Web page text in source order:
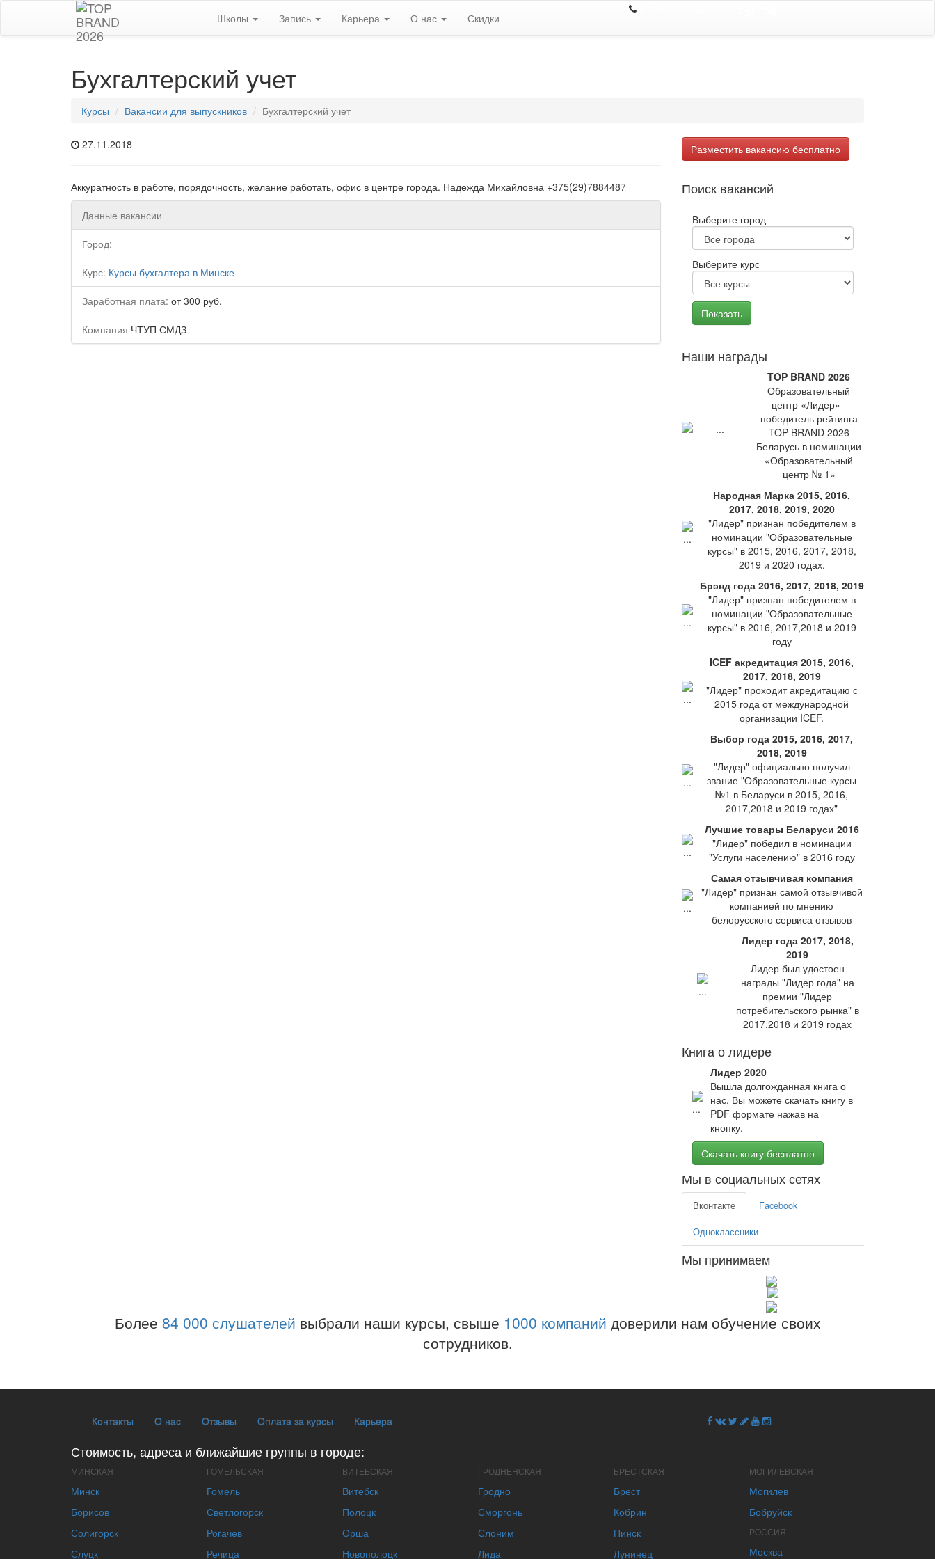
Школы Запись Карьера О нас Скидки
Бухгалтерский учет
Курсы Вакансии для выпускников Бухгалтерский учет
27.11.2018
Аккуратность в работе, порядочность, желание работать, офис в центре города. Надежда Михайловна +375(29)7884487
Данные вакансии
Город:
Курс: Курсы бухгалтера в Минске
Заработная плата: от 300 руб.
Компания ЧТУП СМДЗ
Разместить вакансию бесплатно
Поиск вакансий
Выберите город
Выберите курс
Наши награды
TOP BRAND 2026
Образовательный
центр «Лидер» -
победитель рейтинга
TOP BRAND 2026
Беларусь в номинации
«Образовательный
центр № 1»
Народная Марка 2015, 2016,
2017, 2018, 2019, 2020
"Лидер" признан победителем в
номинации "Образовательные
курсы" в 2015, 2016, 2017, 2018,
2019 и 2020 годах.
Брэнд года 2016, 2017, 2018, 2019
"Лидер" признан победителем в
номинации "Образовательные
курсы" в 2016, 2017,2018 и 2019
году
ICEF акредитация 2015, 2016,
2017, 2018, 2019
"Лидер" проходит акредитацию с
2015 года от международной
организации ICEF.
Выбор года 2015, 2016, 2017,
2018, 2019
"Лидер" официально получил
звание "Образовательные курсы
№1 в Беларуси в 2015, 2016,
2017,2018 и 2019 годах"
Лучшие товары Беларуси 2016
"Лидер" победил в номинации
"Услуги населению" в 2016 году
Самая отзывчивая компания
"Лидер" признан самой отзывчивой
компанией по мнению
белорусского сервиса отзывов
Лидер года 2017, 2018,
2019
Лидер был удостоен
награды "Лидер года" на
премии "Лидер
потребительского рынка" в
2017,2018 и 2019 годах
Книга о лидере
Лидер 2020
Вышла долгожданная книга о
нас, Вы можете скачать книгу в
PDF формате нажав на
кнопку.
Скачать книгу бесплатно
Мы в социальных сетях
Вконтакте Facebook
Одноклассники
Мы принимаем
Более 84 000 слушателей выбрали наши курсы, свыше 1000 компаний доверили нам обучение своих
сотрудников.
Контакты О нас Отзывы Оплата за курсы Карьера
Стоимость, адреса и ближайшие группы в городе:
МИНСКАЯ
Минск
Борисов
Солигорск
Слуцк
ГОМЕЛЬСКАЯ
Гомель
Светлогорск
Рогачев
Речица
ВИТЕБСКАЯ
Витебск
Полоцк
Орша
Новополоцк
ГРОДНЕНСКАЯ
Гродно
Сморгонь
Слоним
Лида
БРЕСТСКАЯ
Брест
Кобрин
Пинск
Лунинец
МОГИЛЕВСКАЯ
Могилев
Бобруйск
РОССИЯ
Москва